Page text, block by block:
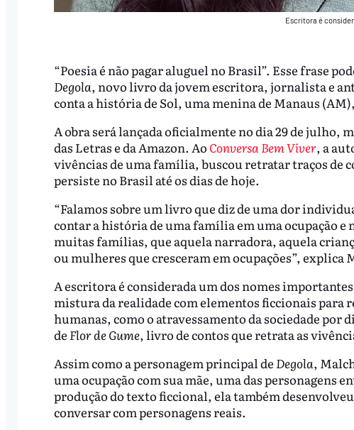
Escritora é
“Poesia é não pagar aluguel no Brasil”. Esse frase
Degola, novo livro da jovem escritora, jornalista e
conta a história de Sol, uma menina de Manaus
A obra será lançada oficialmente no dia 29 de julho,
das Letras e da Amazon. Ao Conversa Bem Viver, a
vivências de uma família, buscou retratar traços de
persiste no Brasil até os dias de hoje.
“Falamos sobre um livro que diz de uma dor
contar a história de uma família em uma ocupação e
muitas famílias, que aquela narradora, aquela
ou mulheres que cresceram em ocupações”, explica
A escritora é considerada um dos nomes
mistura da realidade com elementos ficcionais para
humanas, como o atravessamento da sociedade por
de Flor de Gume, livro de contos que retrata as
Assim como a personagem principal de Degola,
uma ocupação com sua mãe, uma das personagens
produção do texto ficcional, ela também
conversar com personagens reais.